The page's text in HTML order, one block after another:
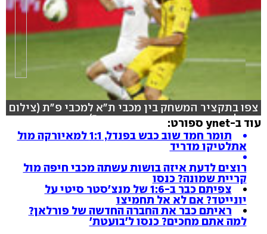
צפו בתקציר המשחק בין מכבי ת"א למכבי פ"ת (צילום
סטילס: ראובן שוורץ, וידאו: ספורט 5)
עוד ב-ynet ספורט:
תומר חמד שוב כבש בפנדל, 1:1 למאיורקה מול
אתלטיקו מדריד
רוצים לדעת איזה בושות עשתה מכבי חיפה מול
קריית שמונה? כנסו
צפיתם כבר ב-1:6 של מנצ'סטר סיטי על
יונייטד? אם לא אל תחמיצו
ראיתם כבר את החברה החדשה של פורלאן?
למה אתם מחכים? כנסו ל'בועטת'